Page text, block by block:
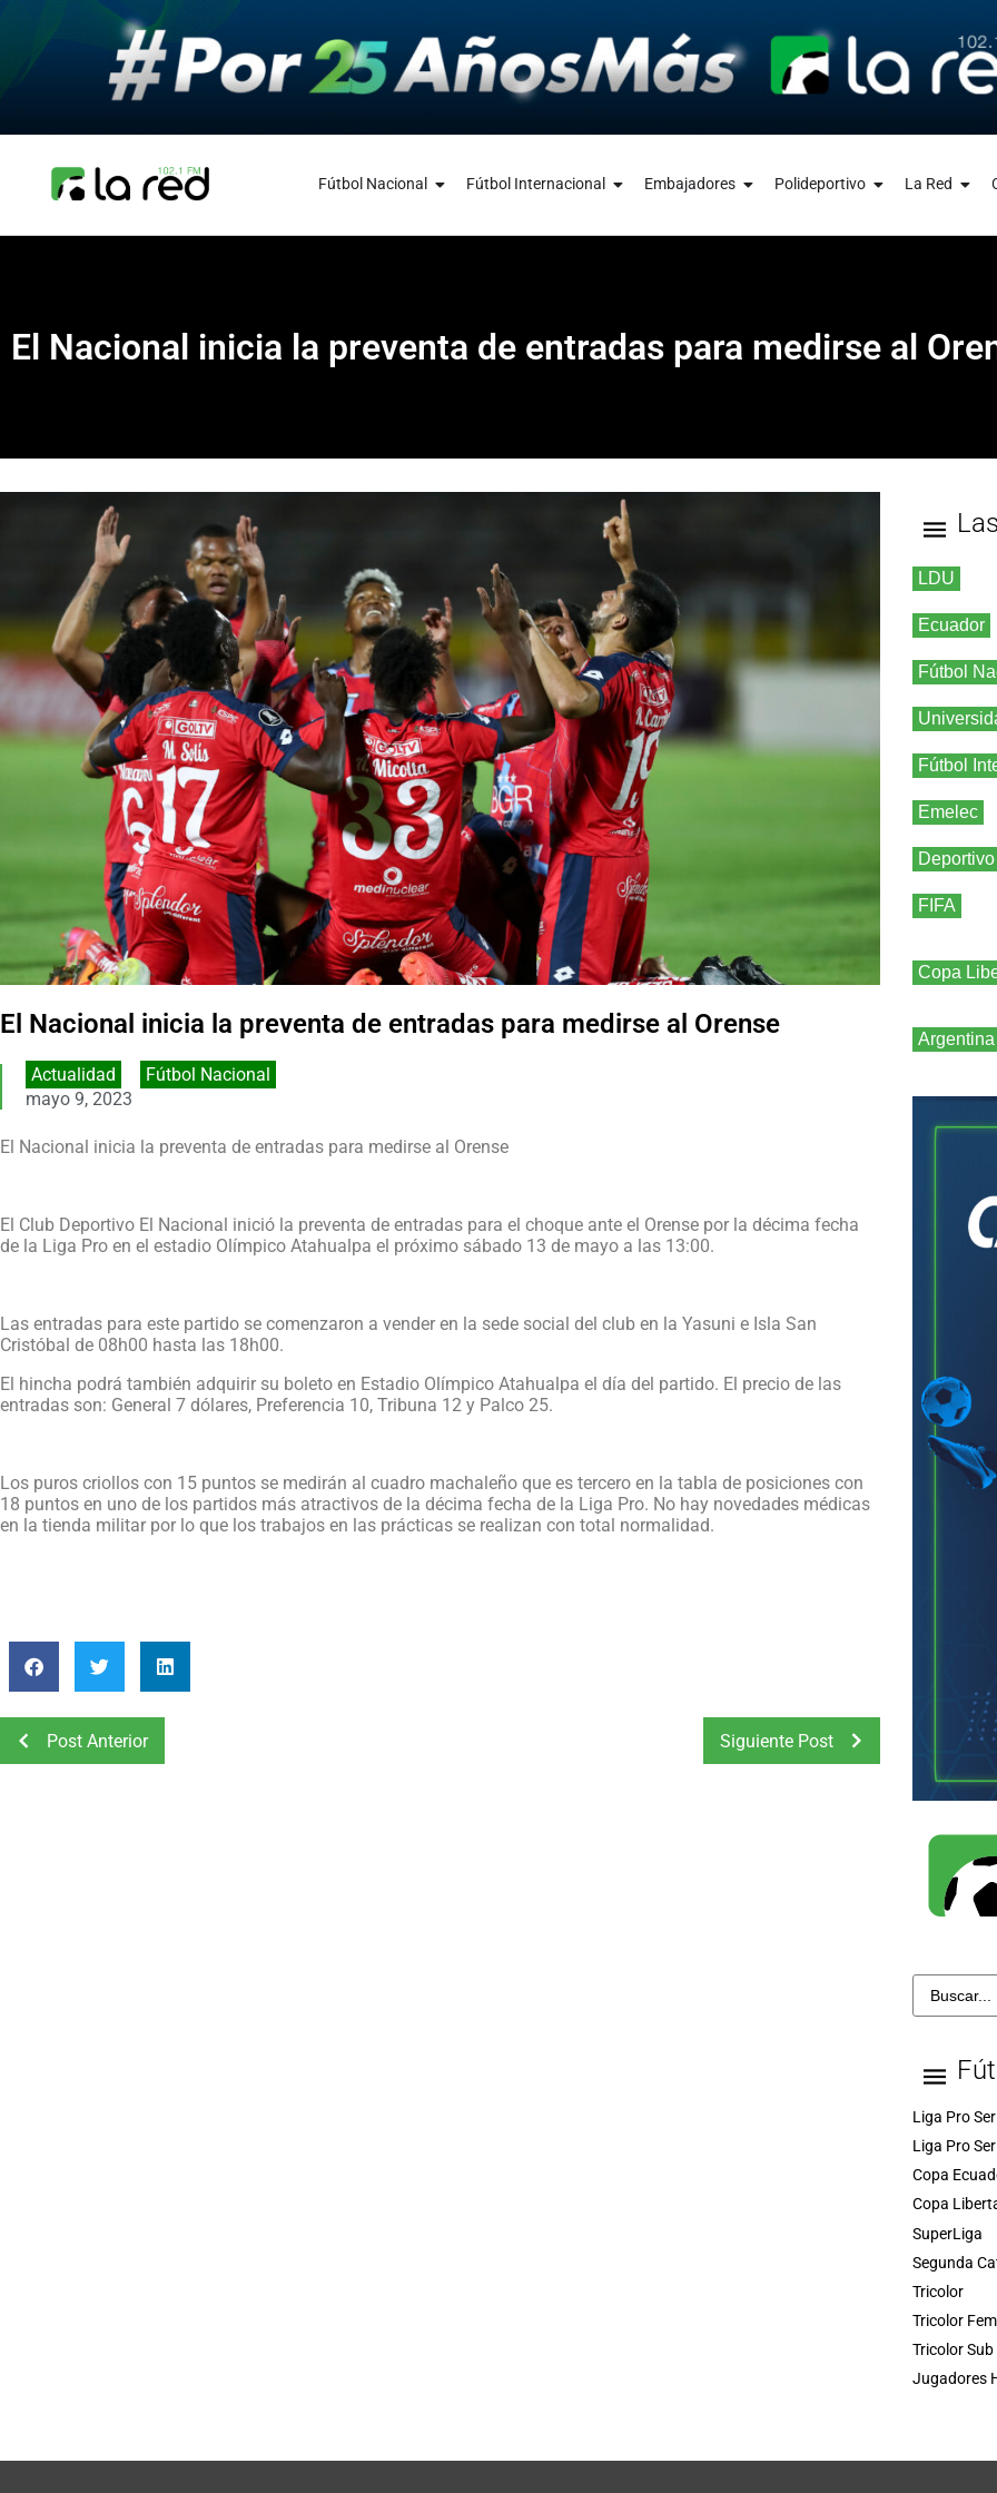
Fútbol Nacional Fútbol Internacional Embajadores Polideportivo La Red
El Nacional inicia la preventa de entradas para medirse al
El Nacional inicia la preventa de entradas para medirse al Orense
Actualidad
Fútbol Nacional
mayo 9, 2023
El Nacional inicia la preventa de entradas para medirse al Orense
El Club Deportivo El Nacional inició la preventa de entradas para el choque ante el Orense por la décima fecha
de la Liga Pro en el estadio Olímpico Atahualpa el próximo sábado 13 de mayo a las 13:00.
Las entradas para este partido se comenzaron a vender en la sede social del club en la Yasuni e Isla San
Cristóbal de 08h00 hasta las 18h00.
El hincha podrá también adquirir su boleto en Estadio Olímpico Atahualpa el día del partido. El precio de las
entradas son: General 7 dólares, Preferencia 10, Tribuna 12 y Palco 25.
Los puros criollos con 15 puntos se medirán al cuadro machaleño que es tercero en la tabla de posiciones con
18 puntos en uno de los partidos más atractivos de la décima fecha de la Liga Pro. No hay novedades médicas
en la tienda militar por lo que los trabajos en las prácticas se realizan con total normalidad.
Post Anterior Siguiente Post
LDU
Ecuador
Fútbol
Fútbol
Emelec
FIFA
Copa
Argentina
Liga Pro
Liga Pro
Copa
Copa
SuperLiga
Segunda
Tricolor
Tricolor
Tricolor Sub
Jugadores